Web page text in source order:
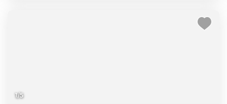
1/5